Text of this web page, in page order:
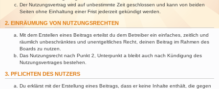
Der Nutzungsvertrag wird auf unbestimmte Zeit geschlossen und kann von beiden
Seiten ohne Einhaltung einer Frist jederzeit gekündigt werden.
2. EINRÄUMUNG VON NUTZUNGSRECHTEN
Mit dem Erstellen eines Beitrags erteilst du dem Betreiber ein einfaches, zeitlich und
räumlich unbeschränktes und unentgeltliches Recht, deinen Beitrag im Rahmen des
Boards zu nutzen.
Das Nutzungsrecht nach Punkt 2, Unterpunkt a bleibt auch nach Kündigung des
Nutzungsvertrages bestehen.
3. PFLICHTEN DES NUTZERS
Du erklärst mit der Erstellung eines Beitrags, dass er keine Inhalte enthält, die gegen